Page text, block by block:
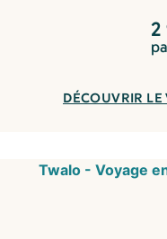
2
DÉCOUVRIR LE